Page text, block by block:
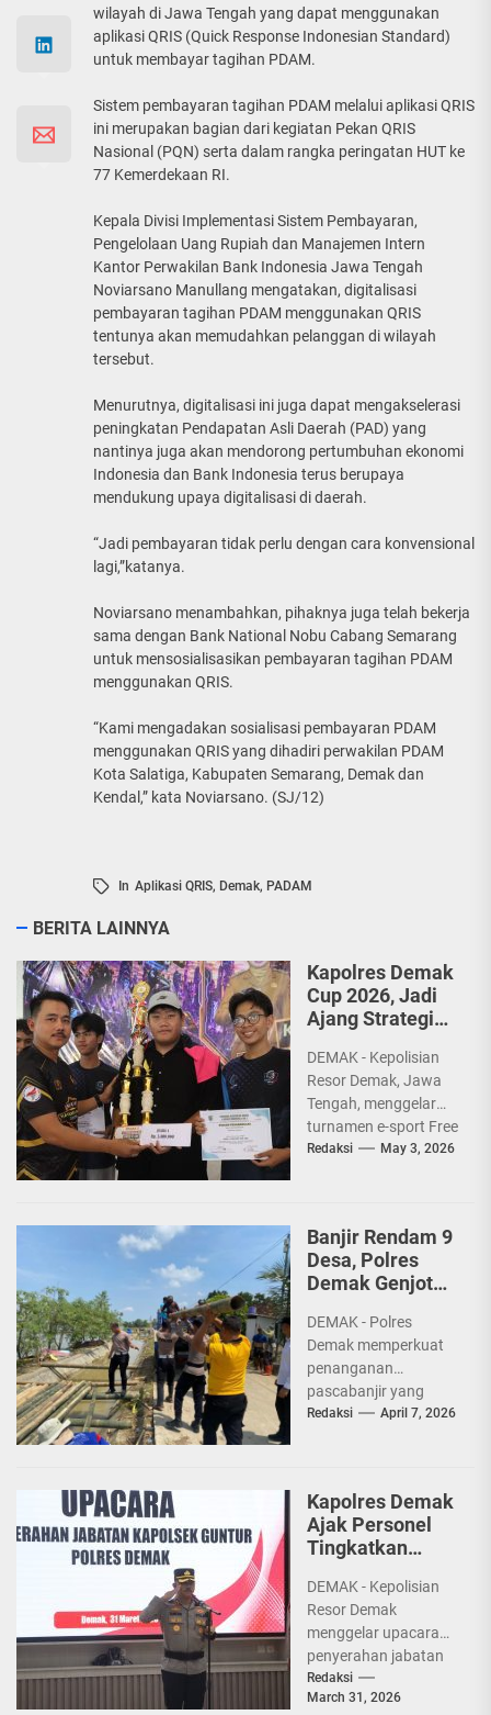
wilayah di Jawa Tengah yang dapat menggunakan
aplikasi QRIS (Quick Response Indonesian Standard)
untuk membayar tagihan PDAM.
Sistem pembayaran tagihan PDAM melalui aplikasi QRIS
ini merupakan bagian dari kegiatan Pekan QRIS
Nasional (PQN) serta dalam rangka peringatan HUT ke
77 Kemerdekaan RI.
Kepala Divisi Implementasi Sistem Pembayaran,
Pengelolaan Uang Rupiah dan Manajemen Intern
Kantor Perwakilan Bank Indonesia Jawa Tengah
Noviarsano Manullang mengatakan, digitalisasi
pembayaran tagihan PDAM menggunakan QRIS
tentunya akan memudahkan pelanggan di wilayah
tersebut.
Menurutnya, digitalisasi ini juga dapat mengakselerasi
peningkatan Pendapatan Asli Daerah (PAD) yang
nantinya juga akan mendorong pertumbuhan ekonomi
Indonesia dan Bank Indonesia terus berupaya
mendukung upaya digitalisasi di daerah.
“Jadi pembayaran tidak perlu dengan cara konvensional
lagi,”katanya.
Noviarsano menambahkan, pihaknya juga telah bekerja
sama dengan Bank National Nobu Cabang Semarang
untuk mensosialisasikan pembayaran tagihan PDAM
menggunakan QRIS.
“Kami mengadakan sosialisasi pembayaran PDAM
menggunakan QRIS yang dihadiri perwakilan PDAM
Kota Salatiga, Kabupaten Semarang, Demak dan
Kendal,” kata Noviarsano. (SJ/12)
In Aplikasi QRIS, Demak, PADAM
BERITA LAINNYA
Kapolres Demak
Cup 2026, Jadi
Ajang Strategi
Pelajar
DEMAK - Kepolisian
Resor Demak, Jawa
Tengah, menggelar
turnamen e-sport Free
Fire bertajuk Kapolres
Redaksi May 3, 2026
Banjir Rendam 9
Desa, Polres
Demak Genjot
Pascabencana
DEMAK - Polres
Demak memperkuat
penanganan
pascabanjir yang
dipicu jebolnya
08.00 WIB....
Redaksi April 7, 2026
Kapolres Demak
Ajak Personel
Tingkatkan
DEMAK - Kepolisian
Resor Demak
menggelar upacara
penyerahan jabatan
Kapolsek Guntur yang
sebelumnya dijabat
Redaksi
March 31, 2026